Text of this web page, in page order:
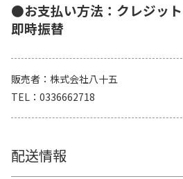
●お支払い方法：クレジッ
即時振替
販売者
株式会社八十五
TEL
0336662718
配送情報